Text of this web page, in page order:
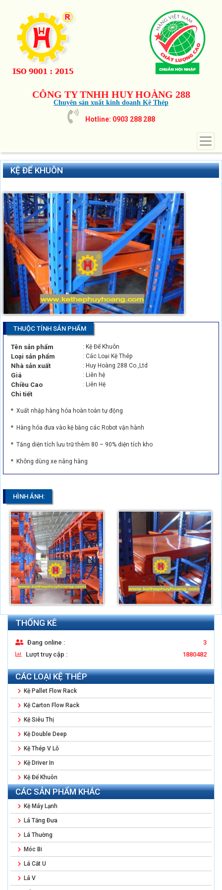
CÔNG TY TNHH HUY HOÀNG 288
Chuyên sản xuất kinh doanh Kệ Thép
Hotline: 0903 288 288
THỐNG KÊ
Đang online :
3
Lượt truy cập :
1880482
CÁC LOẠI KỆ THÉP
Kệ Pallet Flow Rack
Kệ Carton Flow Rack
Kệ Siêu Thị
Kệ Double Deep
Kệ Thép V Lỗ
Kệ Driver In
Kệ Để Khuôn
CÁC SẢN PHẨM KHÁC
Kệ Máy Lạnh
Lá Tăng Đưa
Lá Thường
Móc Bi
Lá Cắt U
Lá V
KỆ ĐỂ KHUÔN
THUỘC TÍNH SẢN PHẨM
Tên sản phẩm : Kệ Để Khuôn
Loại sản phẩm : Các Loại Kệ Thép
Nhà sản xuất : Huy Hoàng 288 Co.,Ltd
Giá : Liên hệ
Chiều Cao : Liên Hệ
Chi tiết
* Xuất nhập hàng hóa hoàn toàn tự động
* Hàng hóa đưa vào kệ bằng các Robot vận hành
* Tăng diện tích lưu trữ thêm 80 – 90% diện tích kho
* Không dùng xe nâng hàng
HÌNH ẢNH: